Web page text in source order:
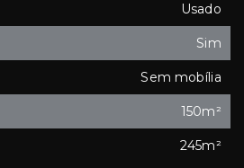
Usado
Sim
Sem mobília
150m²
245m²